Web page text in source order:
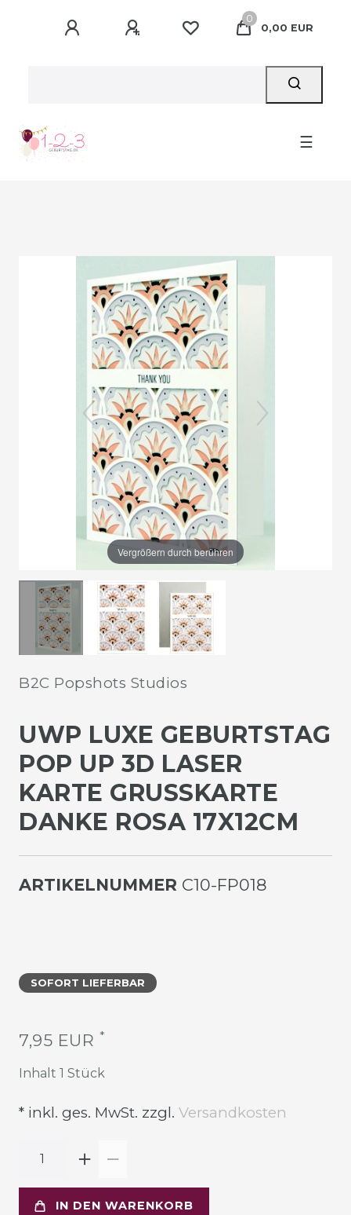
0
0,00 EUR
☰
Vergrößern durch berühren
B2C Popshots Studios
UWP LUXE GEBURTSTAG
POP UP 3D LASER
KARTE GRUSSKARTE D
ANKE ROSA 17X12CM
ARTIKELNUMMER C10-FP018
SOFORT LIEFERBAR
7,95 EUR *
Inhalt 1 Stück
* inkl. ges. MwSt. zzgl. Versandkosten
IN DEN WARENKORB